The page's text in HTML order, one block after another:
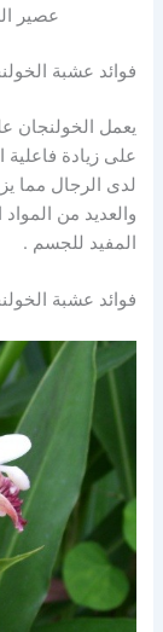
عصير
فوائد عشبة
يعمل الخولنجان
على زيادة فاعلية
والعديد من
المفيد للجسم .
فوائد عشبة